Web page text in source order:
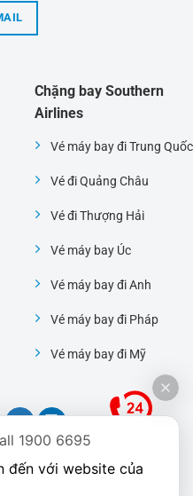
Chặng bay Southern
Airlines
Vé máy bay đi Trung Quốc
Vé đi Quảng Châu
Vé đi Thượng Hải
Vé máy bay Úc
Vé máy bay đi Anh
Vé máy bay đi Pháp
Vé máy bay đi Mỹ
1900 6695
đến với website của